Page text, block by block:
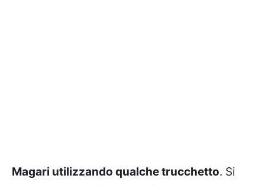
Magari utilizzando qualche trucchetto. Si